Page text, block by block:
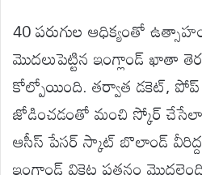
40 పరుగుల ఆధిక్యంతో
మొదలుపెట్టిన ఇంగ్లాండ్ ఖాతా
కోల్పోయింది. తర్వాత డకెట్, పోప్
జోడించడంతో మంచి స్కోర్
ఆసీస్ పేసర్ స్కాట్ బొలాండ్
ఇంగ్లాండ్ వికెట్ల పతనం